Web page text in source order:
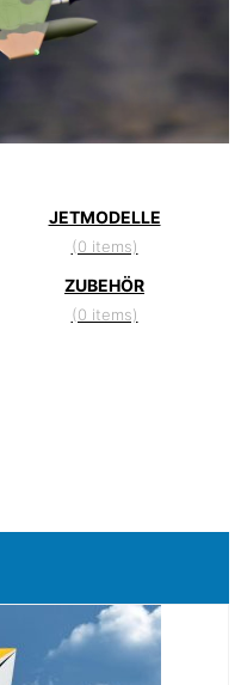
JETMODELLE
(0 items)
ZUBEHÖR
(0 items)